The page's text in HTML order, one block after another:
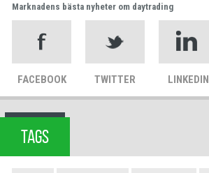
Marknadens bästa nyheter om daytrading
FACEBOOK TWITTER LINKEDIN
TAGS